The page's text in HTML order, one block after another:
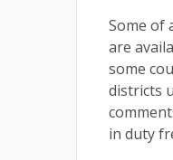
Some of
are
some
districts
in duty